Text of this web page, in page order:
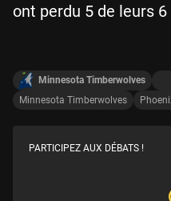
ont perdu 5 de leurs
Minnesota Timberwolves
Minnesota Timberwolves
PARTICIPEZ AUX DÉBATS !